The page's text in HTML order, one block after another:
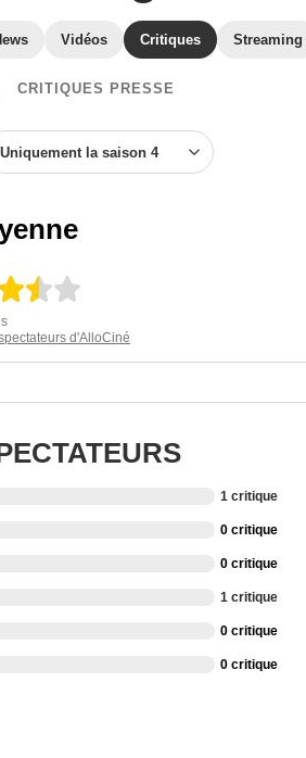
Vidéos Critiques Streaming
CRITIQUES PRESSE
Uniquement la saison 4
d'AlloCiné
1 critique
0 critique
0 critique
1 critique
0 critique
0 critique